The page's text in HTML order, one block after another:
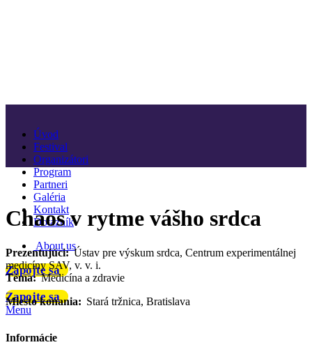
Úvod
Festival
Organizátori
Program
Partneri
Galéria
Kontakt
Dotazník
About us
Zapojte sa
Zapojte sa
Menu
Chaos v rytme vášho srdca
Prezentujúci:Ústav pre výskum srdca, Centrum experimentálnej
medicíny SAV, v. v. i.
Téma:Medicína a zdravie
Miesto konania: Stará tržnica, Bratislava
Informácie